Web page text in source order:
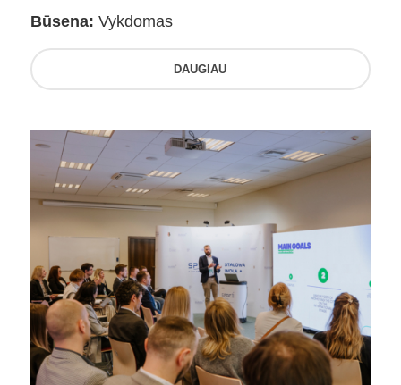
Būsena: Vykdomas
DAUGIAU